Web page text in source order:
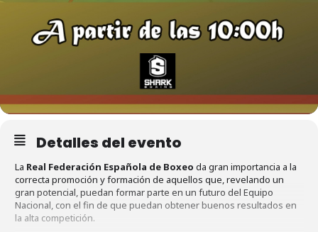
Detalles del evento
La Real Federación Española de Boxeo da gran importancia a la
correcta promoción y formación de aquellos que, revelando un
gran potencial, puedan formar parte en un futuro del Equipo
Nacional, con el fin de que puedan obtener buenos resultados en
la alta competición.